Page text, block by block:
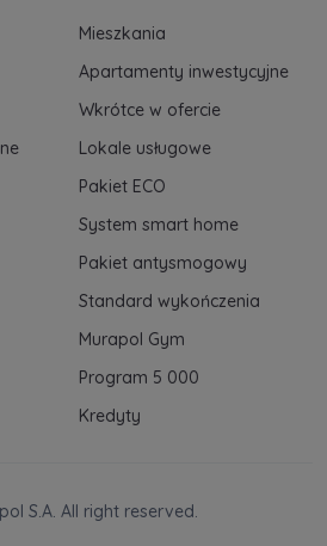
Mieszkania
Apartamenty inwestycyjne
Wkrótce w ofercie
Lokale usługowe
Pakiet ECO
System smart home
Pakiet antysmogowy
Standard wykończenia
Murapol Gym
Program 5 000
Kredyty
S.A. All right reserved.